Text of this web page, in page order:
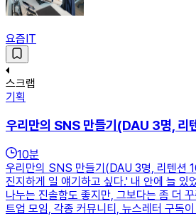
요즘IT
스크랩
기획
우리만의 SNS 만들기(DAU 3명,
10분
우리만의 SNS 만들기(DAU 3명, 리텐션
진지하게 일 얘기하고 싶다.' 내 안에 늘 있
나누는 진솔함도 좋지만, 그보다는 좀 더
트업 모임, 각종 커뮤니티, 뉴스레터 구독